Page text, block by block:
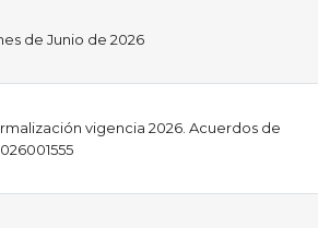
de Junio de 2026
vigencia 2026. Acuerdos de